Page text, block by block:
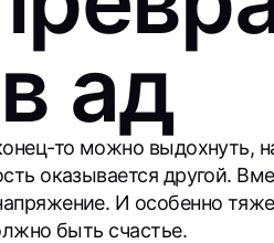
ад
то можно выдохнуть,
оказывается другой.
И особенно
быть счастье.